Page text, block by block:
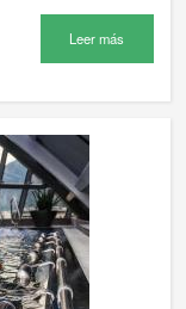
Leer más